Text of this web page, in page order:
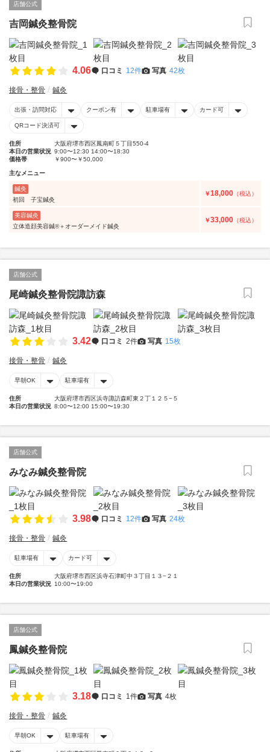
店舗公式
吉岡鍼灸整骨院
4.06 口コミ 12件 写真 42枚
接骨・整骨 鍼灸
出張・訪問対応 クーポン有 駐車場有 カード可
QRコード決済可
住所
大阪府堺市西区鳳南町５丁目550-4
本日の営業状況 9:00〜12:30 14:00〜18:30
価格帯
￥900〜￥50,000
主なメニュー
鍼灸
初回 子宝鍼灸
￥18,000 （税込）
美容鍼灸
立体造顔美容鍼®＋オーダーメイド鍼灸
￥33,000 （税込）
店舗公式
尾崎鍼灸整骨院諏訪森
3.42 口コミ 2件 写真 15枚
接骨・整骨 鍼灸
早朝OK 駐車場有
住所
大阪府堺市西区浜寺諏訪森町東２丁１２５−５
本日の営業状況 8:00〜12:00 15:00〜19:30
店舗公式
みなみ鍼灸整骨院
3.98 口コミ 12件 写真 24枚
接骨・整骨 鍼灸
駐車場有 カード可
住所
大阪府堺市西区浜寺石津町中３丁目１３−２１
本日の営業状況 10:00〜19:00
店舗公式
鳳鍼灸整骨院
3.18 口コミ 1件 写真 4枚
接骨・整骨 鍼灸
早朝OK 駐車場有